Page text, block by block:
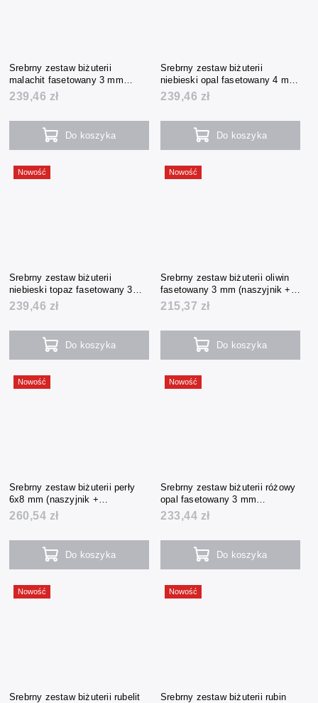
Srebrny zestaw biżuterii
malachit fasetowany 3 mm
(naszyjnik + bransoletka +
kolczyki)
239,46 zł
Do koszyka
Srebrny zestaw biżuterii
niebieski opal fasetowany 4 mm
(naszyjnik + bransoletka +
kolczyki)
239,46 zł
Do koszyka
Nowość
Srebrny zestaw biżuterii
niebieski topaz fasetowany 3
mm (naszyjnik + bransoletka +
kolczyki)
239,46 zł
Do koszyka
Nowość
Srebrny zestaw biżuterii oliwin
fasetowany 3 mm (naszyjnik +
bransoletka + kolczyki)
215,37 zł
Do koszyka
Nowość
Srebrny zestaw biżuterii perły
6x8 mm (naszyjnik +
bransoletka + kolczyki)
260,54 zł
Do koszyka
Nowość
Srebrny zestaw biżuterii różowy
opal fasetowany 3 mm
(naszyjnik + bransoletka +
kolczyki)
233,44 zł
Do koszyka
Nowość
Srebrny zestaw biżuterii rubelit
Nowość
Srebrny zestaw biżuterii rubin